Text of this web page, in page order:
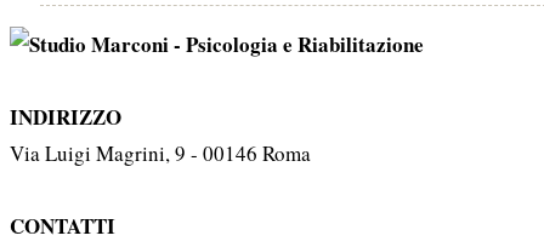
INDIRIZZO
Via Luigi Magrini, 9 - 00146 Roma
CONTATTI